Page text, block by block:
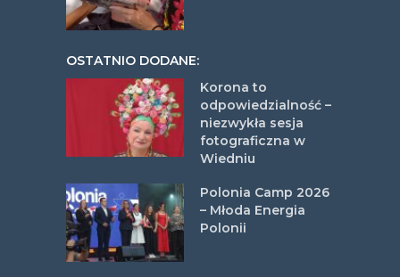
OSTATNIO DODANE:
Korona to
odpowiedzialność –
niezwykła sesja
fotograficzna w
Wiedniu
Polonia Camp 2026
– Młoda Energia
Polonii